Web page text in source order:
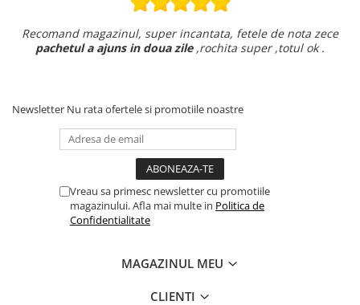
Recomand magazinul, super incantata, fetele de nota zece
pachetul a ajuns in doua zile,rochita super ,totul ok .
Newsletter Nu rata ofertele si promotiile noastre
Vreau sa primesc newsletter cu promotiile
magazinului. Afla mai multe in Politica de
Confidentialitate
MAGAZINUL MEU
CLIENTI